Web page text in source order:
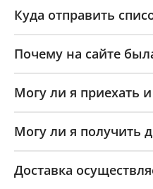
Куда отправить
Почему на сайте
Могу ли я приехать
Могу ли я получить
Доставка